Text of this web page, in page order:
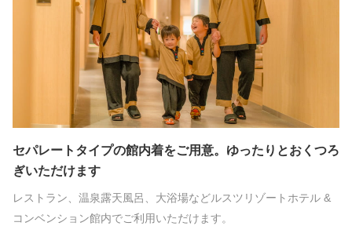
セパレートタイプの館内着をご用意。ゆったりとおくつろ
ぎいただけます
レストラン、温泉露天風呂、大浴場などルスツリゾートホテル &
コンベンション館内でご利用いただけます。